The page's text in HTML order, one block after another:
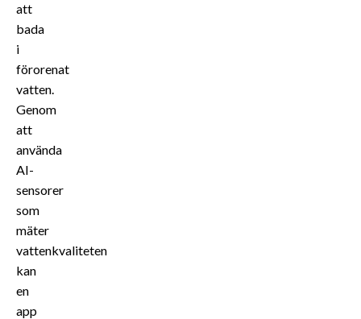
att
bada
i
förorenat
vatten.
Genom
att
använda
AI-
sensorer
som
mäter
vattenkvaliteten
kan
en
app